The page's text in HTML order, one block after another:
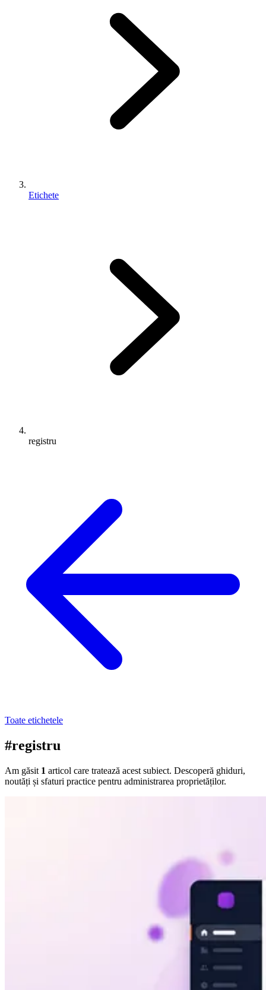
Etichete
registru
Toate etichetele
#registru
Am găsit 1 articol care tratează acest subiect. Descoperă ghiduri,
noutăți și sfaturi practice pentru administrarea proprietăților.